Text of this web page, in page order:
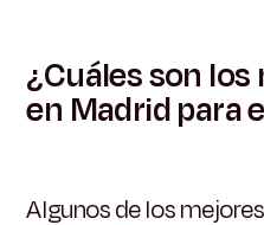
¿Cuáles son
en Madrid para
Algunos de los